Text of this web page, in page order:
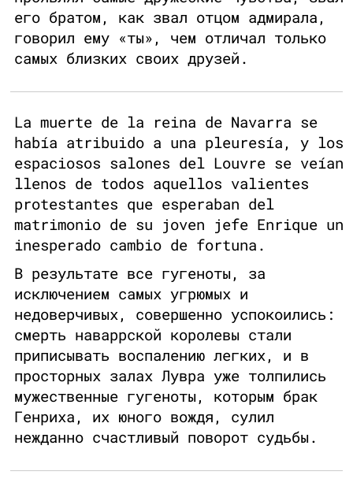
его братом, как звал отцом адмирала,
говорил ему «ты», чем отличал только
самых близких своих друзей.
La muerte de la reina de Navarra se
había atribuido a una pleuresía, y los
espaciosos salones del Louvre se veían
llenos de todos aquellos valientes
protestantes que esperaban del
matrimonio de su joven jefe Enrique un
inesperado cambio de fortuna.
В результате все гугеноты, за
исключением самых угрюмых и
недоверчивых, совершенно успокоились:
смерть наваррской королевы стали
приписывать воспалению легких, и в
просторных залах Лувра уже толпились
мужественные гугеноты, которым брак
Генриха, их юного вождя, сулил
нежданно счастливый поворот судьбы.